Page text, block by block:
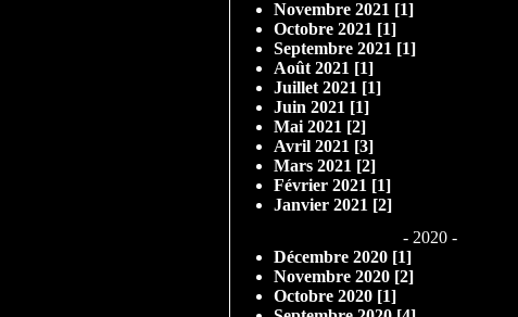
Novembre 2021 [1]
Octobre 2021 [1]
Septembre 2021 [1]
Août 2021 [1]
Juillet 2021 [1]
Juin 2021 [1]
Mai 2021 [2]
Avril 2021 [3]
Mars 2021 [2]
Février 2021 [1]
Janvier 2021 [2]
- 2020 -
Décembre 2020 [1]
Novembre 2020 [2]
Octobre 2020 [1]